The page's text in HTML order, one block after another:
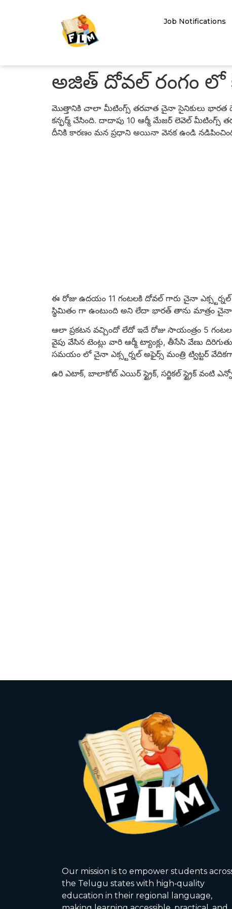
Job Notifications
అజిత్ దోవల్ రంగం
మొత్తానికి చాలా మీటింగ్స్ తరవాత చైనా సైనికులు భారత దేశ
కన్ఫర్మ్ చేసింది. దాదాపు 10 ఆర్మీ మేజర్ లెవెల్ మీటింగ్స్
దీనికి కారణం మన ప్రధాని అయినా వెనక ఉండి
ఈ రోజు ఉదయం 11 గంటలకి దోవల్ గారు చైనా
స్థిమితం గా ఉంటుంది అని లేదా భారత్ తాను మాత్రం చైనా
ఆలా ప్రకటన వచ్చిందో లేదో ఇదే రోజు సాయంత్రం 5
వైపు వేసిన టెంట్లు వారి ఆర్మీ ట్యాంక్లు, తీసేసి వేణు
సమయం లో చైనా ఎక్స్టర్నల్ అఫైర్స్ మంత్రి ట్విట్టర్
ఉరి ఎటాక్, బాలాకోట్ ఎయిర్ స్ట్రైక్, సర్జికల్ స్ట్రైక్
Our mission is to empower students
the Telugu states with high‑quality
education in their regional language,